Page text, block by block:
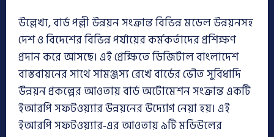
উল্লেখ্য, বার্ড পল্লী উন্নয়ন সংক্রান্ত বিভিন্ন মডেল উন্নয়নসহ
দেশ ও বিদেশের বিভিন্ন পর্যায়ের কর্মকর্তাদের প্রশিক্ষণ
প্রদান করে আসছে। এই প্রেক্ষিতে ডিজিটাল বাংলাদেশ
বাস্তবায়নের সাথে সামঞ্জস্য রেখে বার্ডের ভৌত সুবিধাদি
উন্নয়ন প্রকল্পের আওতায় বার্ড অটোমেশন সংক্রান্ত একটি
ইআরপি সফটওয়্যার উন্নয়নের উদ্যোগ নেয়া হয়। এই
ইআরপি সফটওয়্যার-এর আওতায় ৯টি মডিউলের